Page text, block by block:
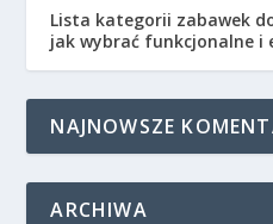
Lista kategorii zabawek
jak wybrać funkcjonalne i
NAJNOWSZE
ARCHIWA